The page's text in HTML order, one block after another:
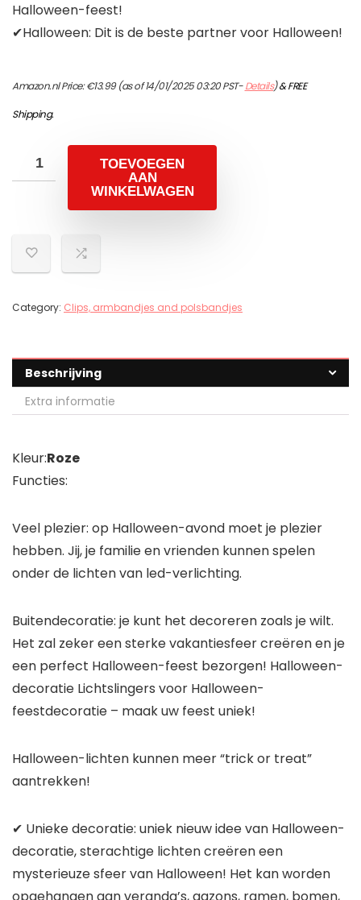
Halloween-feest!
✔Halloween: Dit is de beste partner voor Halloween!
Amazon.nl Price:€13.99(as of 14/01/2025 03:20 PST-Details)&FREE
Shipping.
TOEVOEGEN
AAN
WINKELWAGEN
Category: Clips, armbandjes and polsbandjes
Beschrijving
Extra informatie
Kleur:Roze
Functies:
Veel plezier: op Halloween-avond moet je plezier
hebben. Jij, je familie en vrienden kunnen spelen
onder de lichten van led-verlichting.
Buitendecoratie: je kunt het decoreren zoals je wilt.
Het zal zeker een sterke vakantiesfeer creëren en je
een perfect Halloween-feest bezorgen! Halloween-
decoratie Lichtslingers voor Halloween-
feestdecoratie – maak uw feest uniek!
Halloween-lichten kunnen meer “trick or treat”
aantrekken!
✔ Unieke decoratie: uniek nieuw idee van Halloween-
decoratie, sterachtige lichten creëren een
mysterieuze sfeer van Halloween! Het kan worden